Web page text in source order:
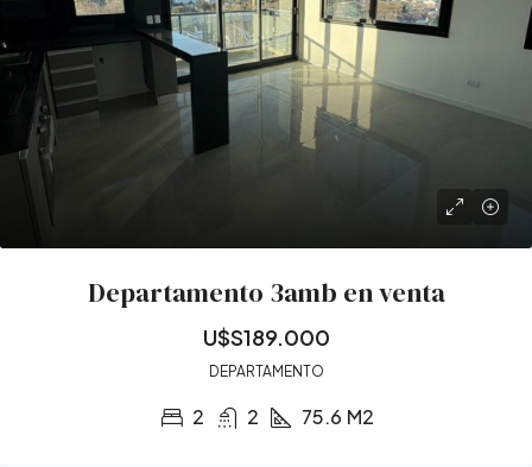
Departamento 3amb en venta
U$S189.000
DEPARTAMENTO
2 2 75.6 M2